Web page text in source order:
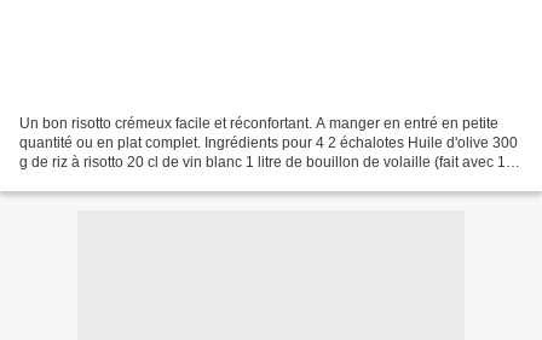
Un bon risotto crémeux facile et réconfortant. A manger en entré en petite
quantité ou en plat complet. Ingrédients pour 4 2 échalotes Huile d'olive 300
g de riz à risotto 20 cl de vin blanc 1 litre de bouillon de volaille (fait avec 1